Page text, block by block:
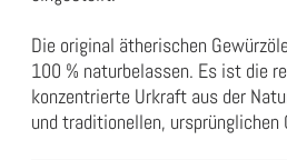
Die original ätherischen
100 % naturbelassen. Es ist die
konzentrierte Urkraft aus der
und traditionellen, ursprünglichen